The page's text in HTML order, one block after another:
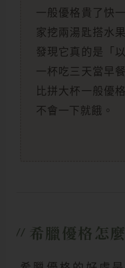
一般優格貴了快
家挖兩湯匙搭水
發現它真的是「
一杯吃三天當早
比拼大杯一般優
不會一下就餓。
// 希臘優格怎